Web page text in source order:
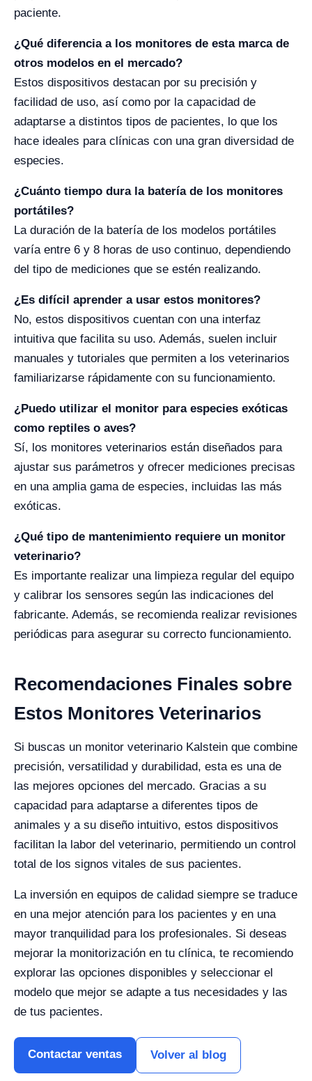
paciente.
¿Qué diferencia a los monitores de esta marca de
otros modelos en el mercado?
Estos dispositivos destacan por su precisión y
facilidad de uso, así como por la capacidad de
adaptarse a distintos tipos de pacientes, lo que los
hace ideales para clínicas con una gran diversidad de
especies.
¿Cuánto tiempo dura la batería de los monitores
portátiles?
La duración de la batería de los modelos portátiles
varía entre 6 y 8 horas de uso continuo, dependiendo
del tipo de mediciones que se estén realizando.
¿Es difícil aprender a usar estos monitores?
No, estos dispositivos cuentan con una interfaz
intuitiva que facilita su uso. Además, suelen incluir
manuales y tutoriales que permiten a los veterinarios
familiarizarse rápidamente con su funcionamiento.
¿Puedo utilizar el monitor para especies exóticas
como reptiles o aves?
Sí, los monitores veterinarios están diseñados para
ajustar sus parámetros y ofrecer mediciones precisas
en una amplia gama de especies, incluidas las más
exóticas.
¿Qué tipo de mantenimiento requiere un monitor
veterinario?
Es importante realizar una limpieza regular del equipo
y calibrar los sensores según las indicaciones del
fabricante. Además, se recomienda realizar revisiones
periódicas para asegurar su correcto funcionamiento.
Recomendaciones Finales sobre
Estos Monitores Veterinarios
Si buscas un monitor veterinario Kalstein que combine
precisión, versatilidad y durabilidad, esta es una de
las mejores opciones del mercado. Gracias a su
capacidad para adaptarse a diferentes tipos de
animales y a su diseño intuitivo, estos dispositivos
facilitan la labor del veterinario, permitiendo un control
total de los signos vitales de sus pacientes.
La inversión en equipos de calidad siempre se traduce
en una mejor atención para los pacientes y en una
mayor tranquilidad para los profesionales. Si deseas
mejorar la monitorización en tu clínica, te recomiendo
explorar las opciones disponibles y seleccionar el
modelo que mejor se adapte a tus necesidades y las
de tus pacientes.
Contactar ventas Volver al blog